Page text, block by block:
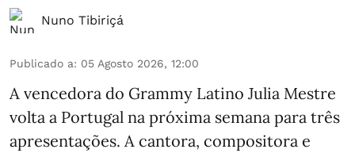
Nuno Tibiriçá
Publicado a: 05 Agosto 2026, 12:00
A vencedora do Grammy Latino Julia Mestre
volta a Portugal na próxima semana para três
apresentações. A cantora, compositora e